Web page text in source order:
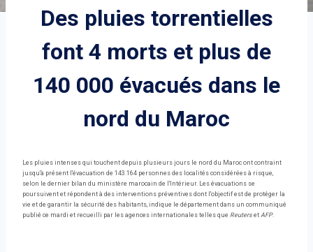
Des pluies torrentielles
font 4 morts et plus de
140 000 évacués dans le
nord du Maroc
Les pluies intenses qui touchent depuis plusieurs jours le nord du Maroc ont contraint
jusqu'à présent l'évacuation de 143.164 personnes des localités considérées à risque,
selon le dernier bilan du ministère marocain de l'Intérieur. Les évacuations se
poursuivent et répondent à des interventions préventives dont l'objectif est de protéger la
vie et de garantir la sécurité des habitants, indique le département dans un communiqué
publié ce mardi et recueilli par les agences internationales telles que Reuters et AFP.